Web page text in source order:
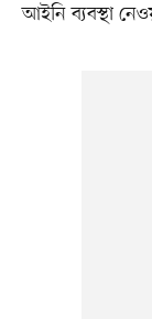
আইনি ব্যবস্থা